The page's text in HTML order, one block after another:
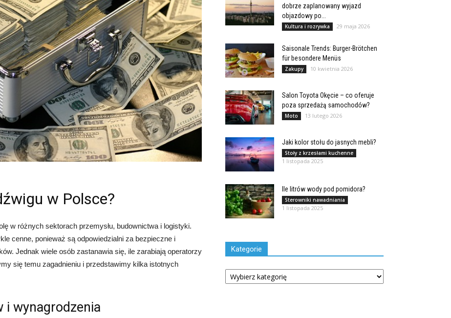
w Polsce?
w różnych sektorach przemysłu, budownictwa i logistyki.
cenne, ponieważ są odpowiedzialni za bezpieczne i
Jednak wiele osób zastanawia się, ile zarabiają operatorzy
się temu zagadnieniu i przedstawimy kilka istotnych
i wynagrodzenia
dobrze zaplanowany wyjazd
objazdowy po...
Kultura i rozrywka 29 maja 2026
Saisonale Trends: Burger-Brötchen
für besondere Menüs
Zakupy 10 kwietnia 2026
Salon Toyota Okęcie – co oferuje
poza sprzedażą samochodów?
Moto 13 lutego 2026
Jaki kolor stołu do jasnych mebli?
Stoły z krzesłami kuchenne
1 listopada 2025
Ile litrów wody pod pomidora?
Sterowniki nawadniania
1 listopada 2025
Kategorie
Kategorie